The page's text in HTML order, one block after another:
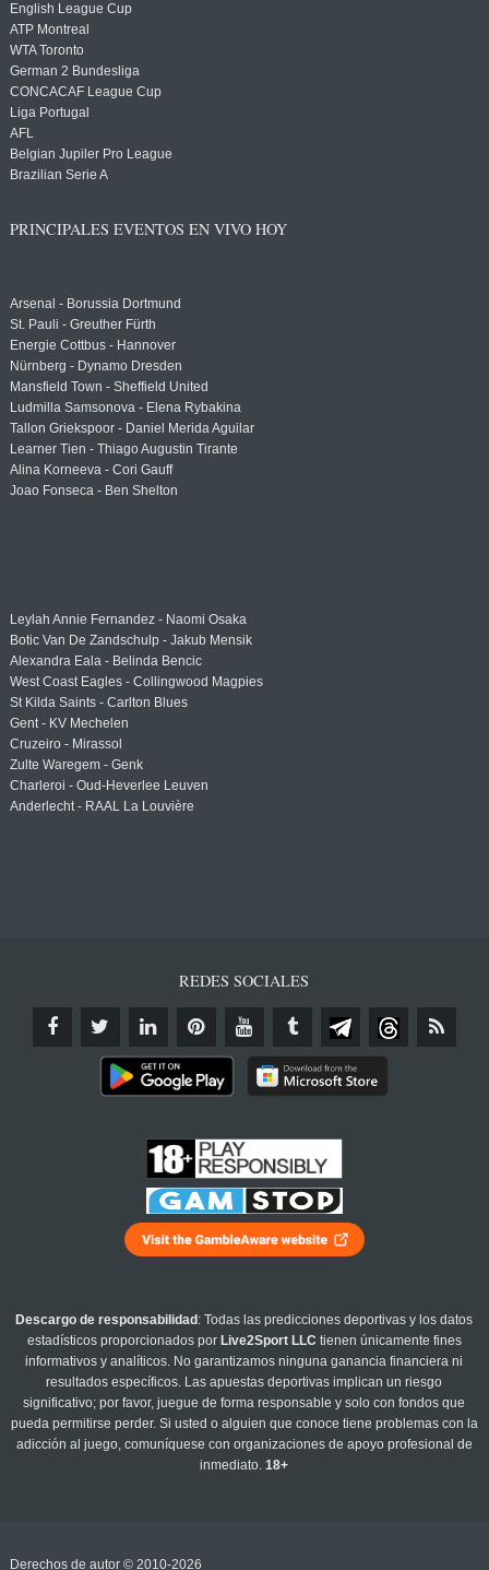
English League Cup
ATP Montreal
WTA Toronto
German 2 Bundesliga
CONCACAF League Cup
Liga Portugal
AFL
Belgian Jupiler Pro League
Brazilian Serie A
PRINCIPALES EVENTOS EN VIVO HOY
Arsenal - Borussia Dortmund
St. Pauli - Greuther Fürth
Energie Cottbus - Hannover
Nürnberg - Dynamo Dresden
Mansfield Town - Sheffield United
Ludmilla Samsonova - Elena Rybakina
Tallon Griekspoor - Daniel Merida Aguilar
Learner Tien - Thiago Augustin Tirante
Alina Korneeva - Cori Gauff
Joao Fonseca - Ben Shelton
Leylah Annie Fernandez - Naomi Osaka
Botic Van De Zandschulp - Jakub Mensik
Alexandra Eala - Belinda Bencic
West Coast Eagles - Collingwood Magpies
St Kilda Saints - Carlton Blues
Gent - KV Mechelen
Cruzeiro - Mirassol
Zulte Waregem - Genk
Charleroi - Oud-Heverlee Leuven
Anderlecht - RAAL La Louvière
REDES SOCIALES
Descargo de responsabilidad : Todas las predicciones deportivas y los datos
estadísticos proporcionados por Live2Sport LLC tienen únicamente fines
informativos y analíticos. No garantizamos ninguna ganancia financiera ni
resultados específicos. Las apuestas deportivas implican un riesgo
significativo; por favor, juegue de forma responsable y solo con fondos que
pueda permitirse perder. Si usted o alguien que conoce tiene problemas con la
adicción al juego, comuníquese con organizaciones de apoyo profesional de
inmediato.18+
Derechos de autor © 2010-2026